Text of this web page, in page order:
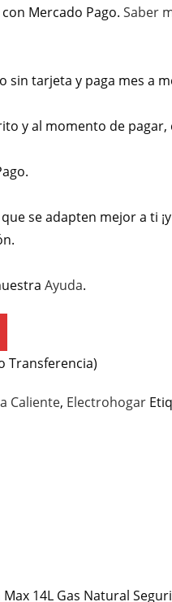
con Mercado Pago. Saber
sin tarjeta y paga mes a
y al momento de pagar,
se adapten mejor a ti
Ayuda.
Transferencia)
Caliente, Electrohogar
14L Gas Natural